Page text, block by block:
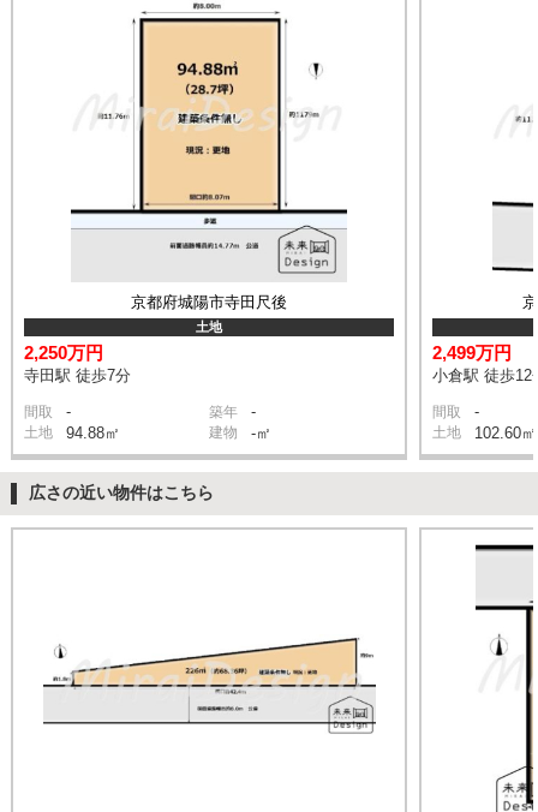
京都府城陽市寺田尺後
土地
2,250万円
寺田駅 徒歩7分
間取 - 築年 -
土地 94.88㎡ 建物 -㎡
2,499万円
小倉駅 徒歩12
間取 -
土地 102.60㎡
広さの近い物件はこちら